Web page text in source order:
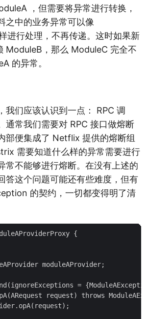
，但需要将异常进行转换，
之中的业务异常可以像
进行处理，不再传递。这时如果新
ModuleB，那么 ModuleC 完全不
的异常。
我们应该认识到一点： RPC 调
通常我们需要对 RPC 接口做熔断
部便集成了 Netflix 提供的熔断组
需要知道什么样的异常需要进行
常不能够进行熔断。在没有上述的
答这个问题可能还有些难度，但有
的契约，一切都变得明了清
{
moduleAProvider;
=
request) throws